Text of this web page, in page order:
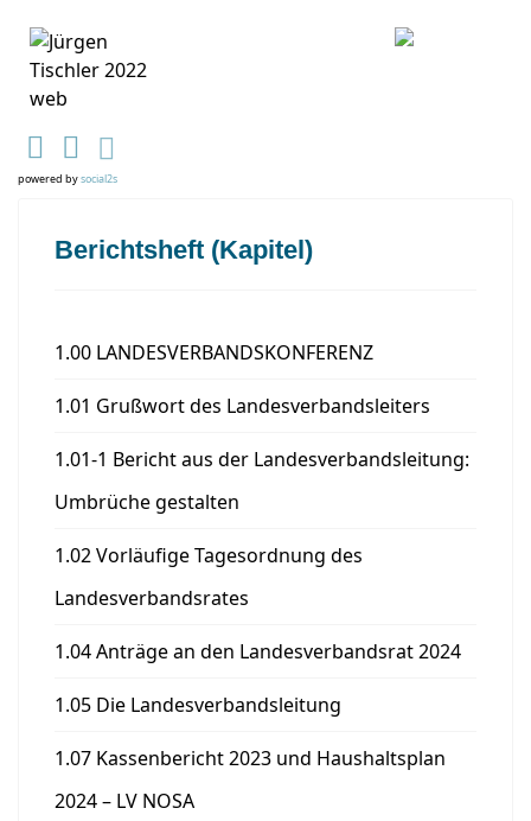
powered bysocial2s
Berichtsheft (Kapitel)
1.00 LANDESVERBANDSKONFERENZ
1.01 Grußwort des Landesverbandsleiters
1.01-1 Bericht aus der Landesverbandsleitung:
Umbrüche gestalten
1.02 Vorläufige Tagesordnung des
Landesverbandsrates
1.04 Anträge an den Landesverbandsrat 2024
1.05 Die Landesverbandsleitung
1.07 Kassenbericht 2023 und Haushaltsplan
2024 – LV NOSA